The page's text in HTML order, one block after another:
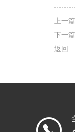
上一
下一篇
返回